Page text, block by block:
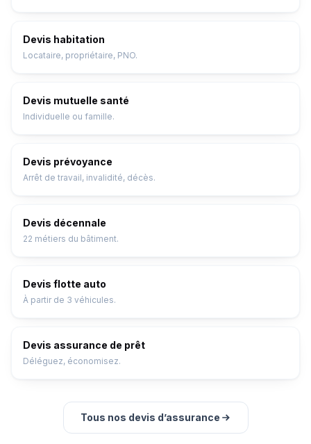
Devis habitation
Locataire, propriétaire, PNO.
Devis mutuelle santé
Individuelle ou famille.
Devis prévoyance
Arrêt de travail, invalidité, décès.
Devis décennale
22 métiers du bâtiment.
Devis flotte auto
À partir de 3 véhicules.
Devis assurance de prêt
Déléguez, économisez.
Tous nos devis d’assurance